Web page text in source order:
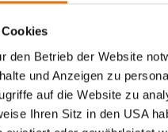
den Betrieb der Website
und Anzeigen zu
auf die Website zu
Ihren Sitz in den USA
dürfen aber Kosten für
keine Möglichkeit hat,
übernimmt.